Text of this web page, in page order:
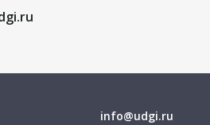
info@udgi.ru